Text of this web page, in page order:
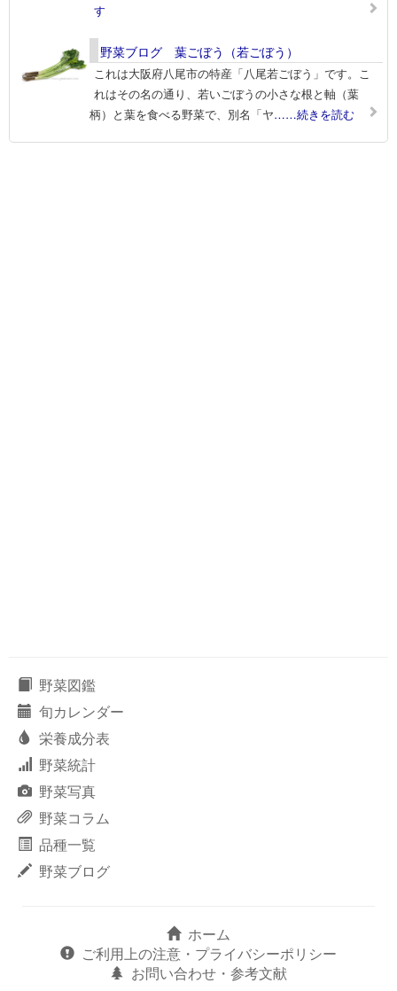
す
野菜ブログ 葉ごぼう（若ごぼう）
これは大阪府八尾市の特産「八尾若ごぼう」です。こ
れはその名の通り、若いごぼうの小さな根と軸（葉
柄）と葉を食べる野菜で、別名「ヤ……続きを読む
野菜図鑑
旬カレンダー
栄養成分表
野菜統計
野菜写真
野菜コラム
品種一覧
野菜ブログ
ホーム
ご利用上の注意・プライバシーポリシー
お問い合わせ・参考文献